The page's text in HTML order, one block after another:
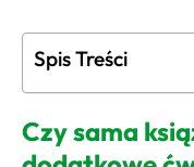
Spis Treści
Czy sama